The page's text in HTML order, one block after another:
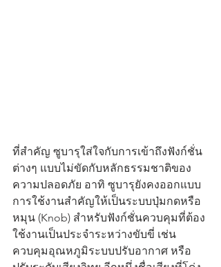
ที่สำคัญ ซูบารุใส่ใจกับการเข้าถึงฟังก์ชั่น
ต่างๆ แบบไม่ขัดกับหลักธรรมชาติของ
ความปลอดภัย อาทิ ซูบารุยังคงออกแบบ
การใช้งานสำคัญให้เป็นระบบปุ่มกดหรือ
หมุน (Knob) สำหรับฟังก์ชั่นควบคุมที่ต้อง
ใช้งานเป็นประจำระหว่างขับขี่ เช่น
ควบคุมอุณหภูมิระบบปรับอากาศ หรือ